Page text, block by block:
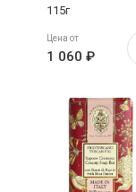
115г
Цена от
1 060 ₽